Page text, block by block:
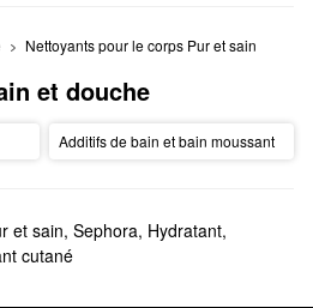
Nettoyants pour le corps Pur et sain
et douche
Additifs de bain et bain moussant
et sain, Sephora, Hydratant,
cutané